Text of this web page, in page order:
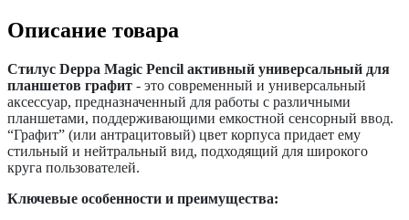
Описание товара
Стилус Deppa Magic Pencil активный универсальный для
планшетов графит - это современный и универсальный
аксессуар, предназначенный для работы с различными
планшетами, поддерживающими емкостной сенсорный ввод.
“Графит” (или антрацитовый) цвет корпуса придает ему
стильный и нейтральный вид, подходящий для широкого
круга пользователей.
Ключевые особенности и преимущества: